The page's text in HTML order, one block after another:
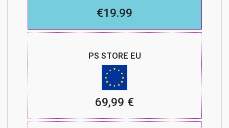
€19.99
PS STORE EU
69,99 €